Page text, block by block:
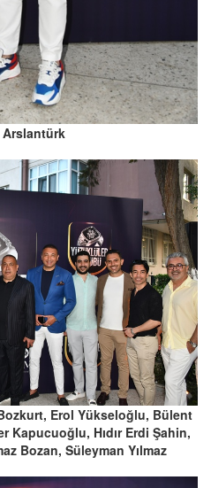
Arslantürk
Erol Yükseloğlu, Bülent
Kapucuoğlu, Hıdır Erdi Şahin,
Bozan, Süleyman Yılmaz